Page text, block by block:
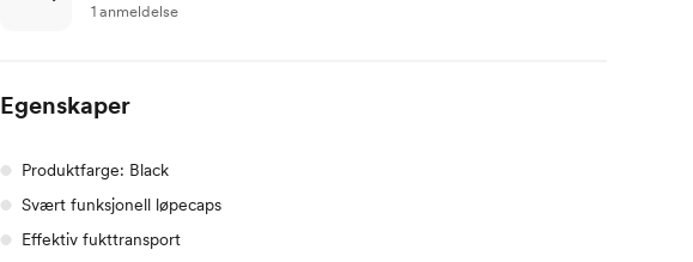
1 anmeldelse
Egenskaper
Produktfarge: Black
Svært funksjonell løpecaps
Effektiv fukttransport